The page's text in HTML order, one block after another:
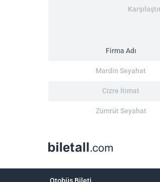
Firma Adı
Mardin Seyahat
Cizre İtimat
Zümrüt Seyahat